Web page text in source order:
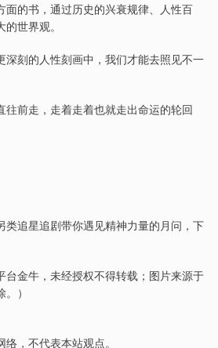
面的书，通过历史的兴衰规律、人性百
世界观。
深刻的人性刻画中，我们才能去照见不一
往前走，走着走着也就走出命运的轮回
类追星追剧带你遇见精神力量的月问，下
台金牛，未经授权不得转载；图片来源于
）
，不代表本站观点。